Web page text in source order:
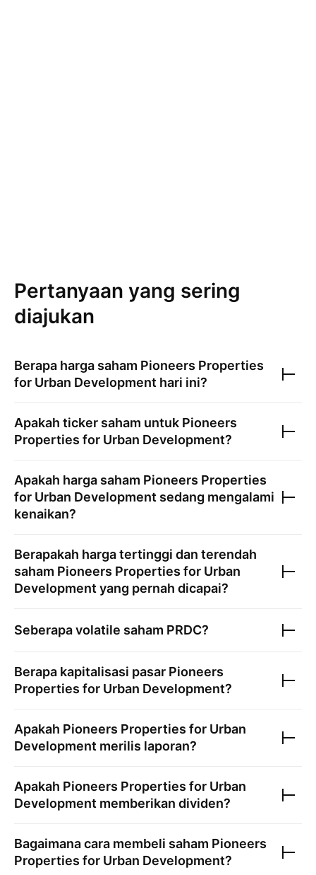
Pertanyaan yang sering
diajukan
Berapa harga saham Pioneers Properties
for Urban Development hari ini?
Apakah ticker saham untuk Pioneers
Properties for Urban Development?
Apakah harga saham Pioneers Properties
for Urban Development sedang mengalami
kenaikan?
Berapakah harga tertinggi dan terendah
saham Pioneers Properties for Urban
Development yang pernah dicapai?
Seberapa volatile saham PRDC?
Berapa kapitalisasi pasar Pioneers
Properties for Urban Development?
Apakah Pioneers Properties for Urban
Development merilis laporan?
Apakah Pioneers Properties for Urban
Development memberikan dividen?
Bagaimana cara membeli saham Pioneers
Properties for Urban Development?